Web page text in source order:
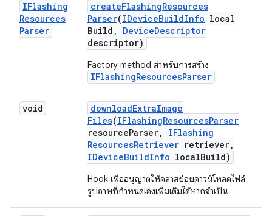
IFlashing
Resources
Parser
createFlashingResources
Parser(IDeviceBuildInfo local
Build , DeviceDescriptor
descriptor)
Factory method สำหรับการสร้าง
IFlashingResourcesParser
void downloadExtraImage
Files(IFlashingResourcesParser
resourceParser,
IFlashing
ResourcesRetriever retriever,
IDeviceBuildInfo localBuild)
Hook เพื่ออนุญาตให้คลาสย่อยดาวน์โหลดไฟล์
รูปภาพที่กำหนดเองเพิ่มเติมได้หากจำเป็น